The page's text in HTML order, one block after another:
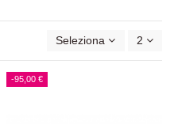
Seleziona 2
-95,00 €